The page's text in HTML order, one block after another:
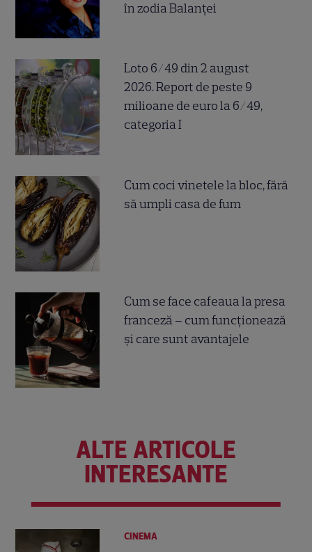
în zodia Balanței
Loto 6/49 din 2 august
2026. Report de peste 9
milioane de euro la 6/49,
categoria I
Cum coci vinetele la bloc, fără
să umpli casa de fum
Cum se face cafeaua la presa
franceză – cum funcționează
și care sunt avantajele
ALTE ARTICOLE
INTERESANTE
CINEMA